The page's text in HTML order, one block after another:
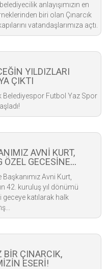
anlayışımızın en
biri olan Çınarcık
vatandaşlarımıza açtı.
YILDIZLARI
ÇIKTI
Belediyespor Futbol Yaz Spor
AVNİ KURT,
ÖZEL GECESİNE
Başkanımız Avni Kurt,
42. kuruluş yıl dönümü
katılarak halk
BİR ÇINARCIK,
ESERİ!